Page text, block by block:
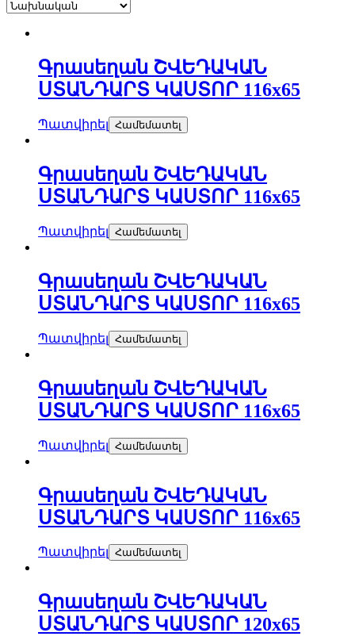
Գրասեղան ՇՎԵԴԱԿԱՆ
ՍՏԱՆԴԱՐՏ ԿԱՍՏՈՐ 116х65
Պատվիրել Համեմատել
Գրասեղան ՇՎԵԴԱԿԱՆ
ՍՏԱՆԴԱՐՏ ԿԱՍՏՈՐ 116х65
Պատվիրել Համեմատել
Գրասեղան ՇՎԵԴԱԿԱՆ
ՍՏԱՆԴԱՐՏ ԿԱՍՏՈՐ 116х65
Պատվիրել Համեմատել
Գրասեղան ՇՎԵԴԱԿԱՆ
ՍՏԱՆԴԱՐՏ ԿԱՍՏՈՐ 116х65
Պատվիրել Համեմատել
Գրասեղան ՇՎԵԴԱԿԱՆ
ՍՏԱՆԴԱՐՏ ԿԱՍՏՈՐ 116х65
Պատվիրել Համեմատել
Գրասեղան ՇՎԵԴԱԿԱՆ
ՍՏԱՆԴԱՐՏ ԿԱՍՏՈՐ 120х65